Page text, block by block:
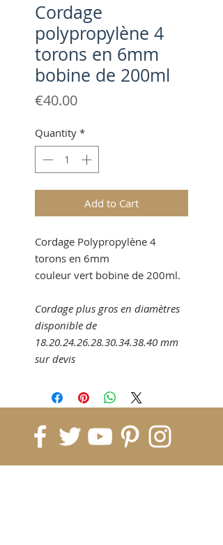
Cordage
polypropylène 4
torons en 6mm
bobine de 200ml
€40.00Price
Quantity *
Add to Cart
Cordage Polypropylène 4
torons en 6mm
couleur vert bobine de 200ml.
Cordage plus gros en diamètres
disponible de
18.20.24.26.28.30.34.38.40 mm
sur devis